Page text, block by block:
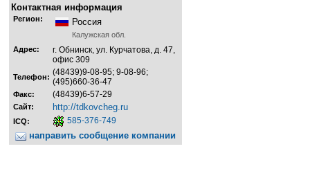
Контактная информация
Регион: Россия
Калужская обл.
Адрес:
г. Обнинск, ул. Курчатова, д. 47,
офис 309
Телефон: (48439)9-08-95; 9-08-96;
(495)660-36-47
Факс: (48439)6-57-29
Сайт: http://tdkovcheg.ru
ICQ: 585-376-749
направить сообщение компании